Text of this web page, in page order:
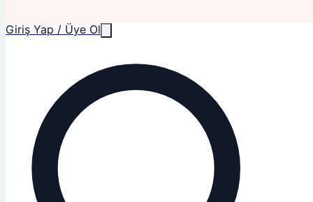
Giriş Yap / Üye Ol